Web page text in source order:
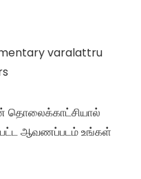
தொலைக்காட்சியால்
ஆவணப்படம் உங்கள்